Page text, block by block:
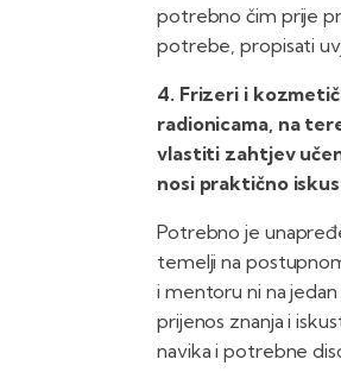
potrebno čim prije
potrebe, propisati
4. Frizeri i
radionicama, na
vlastiti zahtjev
nosi praktično
Potrebno je
temelji na
i mentoru ni na
prijenos znanja i
navika i potrebne